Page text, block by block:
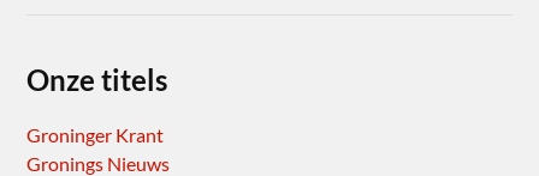
Onze titels
Groninger Krant
Gronings Nieuws